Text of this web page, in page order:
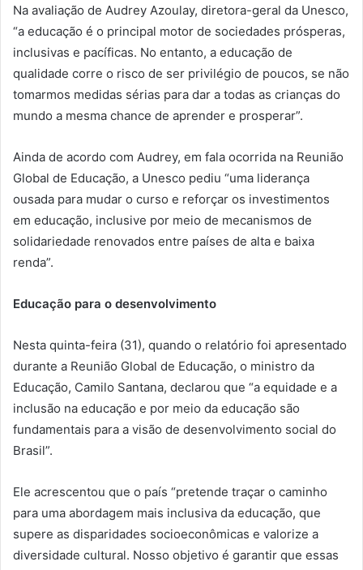
Na avaliação de Audrey Azoulay, diretora-geral da Unesco,
“a educação é o principal motor de sociedades prósperas,
inclusivas e pacíficas. No entanto, a educação de
qualidade corre o risco de ser privilégio de poucos, se não
tomarmos medidas sérias para dar a todas as crianças do
mundo a mesma chance de aprender e prosperar”.
Ainda de acordo com Audrey, em fala ocorrida na Reunião
Global de Educação, a Unesco pediu “uma liderança
ousada para mudar o curso e reforçar os investimentos
em educação, inclusive por meio de mecanismos de
solidariedade renovados entre países de alta e baixa
renda”.
Educação para o desenvolvimento
Nesta quinta-feira (31), quando o relatório foi apresentado
durante a Reunião Global de Educação, o ministro da
Educação, Camilo Santana, declarou que “a equidade e a
inclusão na educação e por meio da educação são
fundamentais para a visão de desenvolvimento social do
Brasil”.
Ele acrescentou que o país “pretende traçar o caminho
para uma abordagem mais inclusiva da educação, que
supere as disparidades socioeconômicas e valorize a
diversidade cultural. Nosso objetivo é garantir que essas